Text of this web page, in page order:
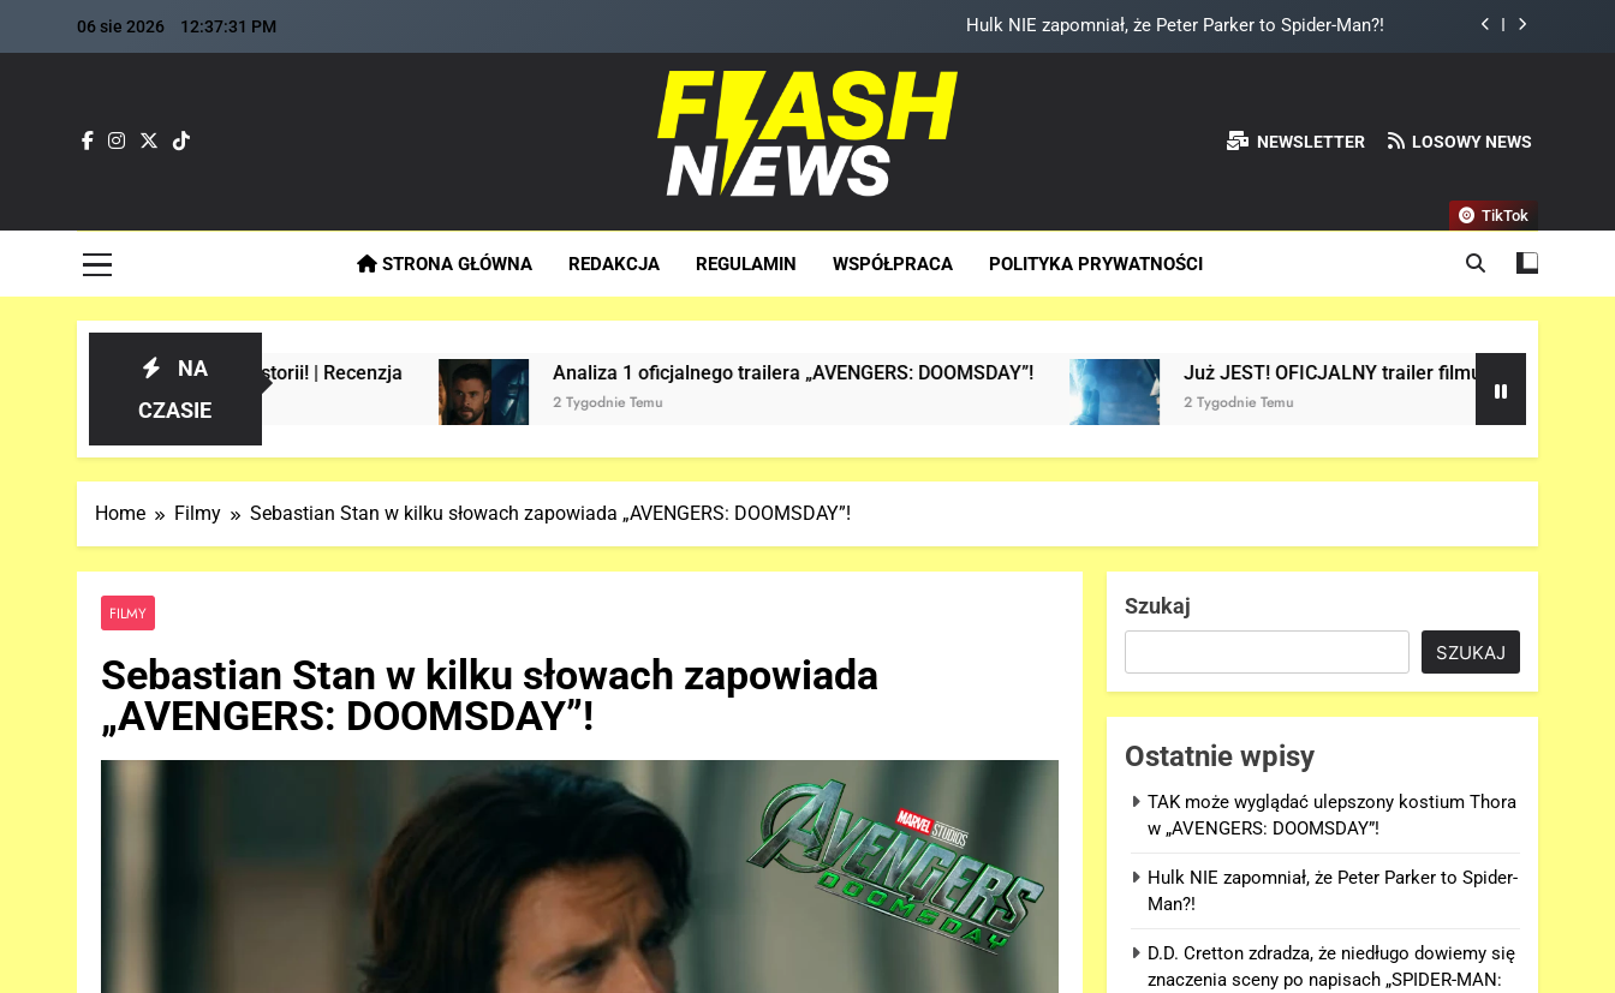
06 sie 2026 12:37:32 PM
Hulk NIE zapomniał, że Peter Parker to Spider-Man?!
D.D. Cretton zdradza, że niedługo dowiemy się znaczenia sceny po napisach „SPIDER-MAN: BRAND NEW
Kolejne informacje o roli Lokiego w „AVENGERS: DOOMSDAY”!
TAK może wyglądać ulepszony kostium Thora w „AVENGERS: DOOMSDAY”!
DAY”!
Flash News
Najszybsza Dawka Newsów W Sieci
NEWSLETTER LOSOWY NEWS
STRONA GŁÓWNA REDAKCJA REGULAMIN WSPÓŁPRACA POLITYKA PRYWATNOŚCI
TikTok
NA
CZASIE
Manie w historii! | Recenzja Analiza 1 oficjalnego trailera „AVENGERS: DOOMSDAY”!
2 Tygodnie Temu
Już JEST! OFICJALNY trailer filmu „AVENGERS: DOOMSDAY” w
2 Tygodnie Temu
Home Filmy Sebastian Stan w kilku słowach zapowiada „AVENGERS: DOOMSDAY”!
FILMY
Sebastian Stan w kilku słowach zapowiada
„AVENGERS: DOOMSDAY”!
Szukaj
SZUKAJ
Ostatnie wpisy
TAK może wyglądać ulepszony kostium Thora
w „AVENGERS: DOOMSDAY”!
Hulk NIE zapomniał, że Peter Parker to Spider-
Man?!
D.D. Cretton zdradza, że niedługo dowiemy się
znaczenia sceny po napisach „SPIDER-MAN: